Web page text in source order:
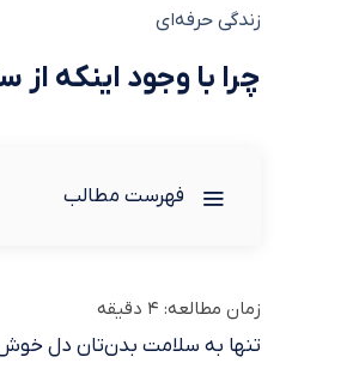
زندگی حرفه‌ای
چرا با وجود اینکه
فهرست مطالب
زمان مطالعه: 4 دقیقه
تنها به سلامت بدن‌تان دل خوش